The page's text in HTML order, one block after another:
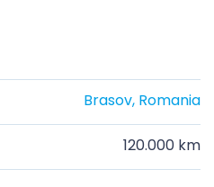
Brasov, Romania
120.000 km